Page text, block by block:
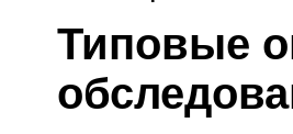
Типовые